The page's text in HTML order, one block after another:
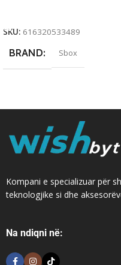
SKU: 616320533489
BRAND Sbox
Kompani e specializuar për
teknologjike si dhe
Na ndiqni në: